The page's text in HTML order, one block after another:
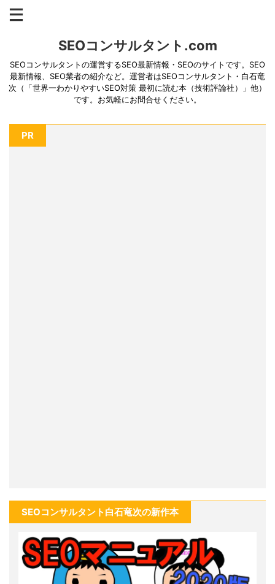
SEOコンサルタント.com
SEOコンサルタントの運営するSEO最新情報・SEOのサイトです。SEO
最新情報、SEO業者の紹介など。運営者はSEOコンサルタント・白石竜
次（「世界一わかりやすいSEO対策 最初に読む本（技術評論社）」他）
です。お気軽にお問合せください。
PR
SEOコンサルタント白石竜次の新作本